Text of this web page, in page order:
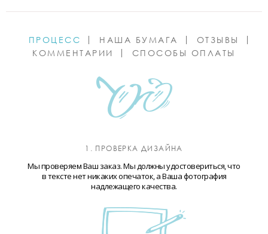
ПРОЦЕСС НАША БУМАГА
ОТЗЫВЫ
КОММЕНТАРИИ
СПОСОБЫ ОПЛАТЫ
1. ПРОВЕРКА ДИЗАЙНА
Мы проверяем Ваш заказ. Мы должны удостовериться, что
в тексте нет никаких опечаток, а Ваша фотография
надлежащего качества.